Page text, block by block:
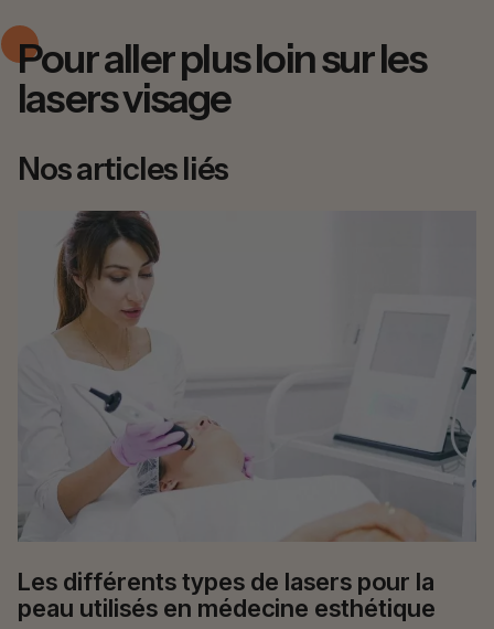
Pour aller plus loin sur les
lasers visage
Nos articles liés
Les différents types de lasers pour la
peau utilisés en médecine esthétique